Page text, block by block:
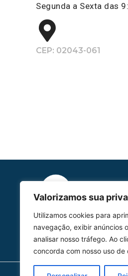
Valorizamos sua
Utilizamos cookies para
navegação, exibir anúncios
analisar nosso tráfego. Ao
concorda com nosso uso de
Segunda a Sexta das
CEP: 02043-061
HOMOLGAÇÃO
COM 2109-02/